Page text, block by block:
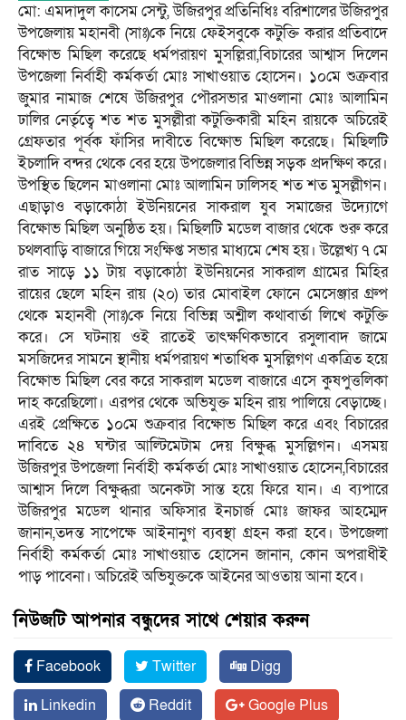
মো: এমদাদুল কাসেম সেন্টু, উজিরপুর প্রতিনিধিঃ বরিশালের উজিরপুর
উপজেলায় মহানবী (সাঃ)কে নিয়ে ফেইসবুকে কটুক্তি করার প্রতিবাদে
বিক্ষোভ মিছিল করেছে ধর্মপরায়ণ মুসল্লিরা,বিচারের আশ্বাস দিলেন
উপজেলা নির্বাহী কর্মকর্তা মোঃ সাখাওয়াত হোসেন। ১০মে শুক্রবার
জুমার নামাজ শেষে উজিরপুর পৌরসভার মাওলানা মোঃ আলামিন
ঢালির নের্তৃত্বে শত শত মুসল্লীরা কটুক্তিকারী মহিন রায়কে অচিরেই
গ্রেফতার পূর্বক ফাঁসির দাবীতে বিক্ষোভ মিছিল করেছে। মিছিলটি
ইচলাদি বন্দর থেকে বের হয়ে উপজেলার বিভিন্ন সড়ক প্রদক্ষিণ করে।
উপস্থিত ছিলেন মাওলানা মোঃ আলামিন ঢালিসহ শত শত মুসল্লীগন।
এছাড়াও বড়াকোঠা ইউনিয়নের সাকরাল যুব সমাজের উদ্যোগে
বিক্ষোভ মিছিল অনুষ্ঠিত হয়। মিছিলটি মডেল বাজার থেকে শুরু করে
চথলবাড়ি বাজারে গিয়ে সংক্ষিপ্ত সভার মাধ্যমে শেষ হয়। উল্লেখ্য ৭ মে
রাত সাড়ে ১১ টায় বড়াকোঠা ইউনিয়নের সাকরাল গ্রামের মিহির
রায়ের ছেলে মহিন রায় (২০) তার মোবাইল ফোনে মেসেঞ্জার গ্রুপ
থেকে মহানবী (সাঃ)কে নিয়ে বিভিন্ন অশ্লীল কথাবার্তা লিখে কটুক্তি
করে। সে ঘটনায় ওই রাতেই তাৎক্ষণিকভাবে রসুলাবাদ জামে
মসজিদের সামনে স্থানীয় ধর্মপরায়ণ শতাধিক মুসল্লিগণ একত্রিত হয়ে
বিক্ষোভ মিছিল বের করে সাকরাল মডেল বাজারে এসে কুষপুত্তলিকা
দাহ করেছিলো। এরপর থেকে অভিযুক্ত মহিন রায় পালিয়ে বেড়াচ্ছে।
এরই প্রেক্ষিতে ১০মে শুক্রবার বিক্ষোভ মিছিল করে এবং বিচারের
দাবিতে ২৪ ঘন্টার আল্টিমেটাম দেয় বিক্ষুব্ধ মুসল্লিগন। এসময়
উজিরপুর উপজেলা নির্বাহী কর্মকর্তা মোঃ সাখাওয়াত হোসেন,বিচারের
আশ্বাস দিলে বিক্ষুব্ধরা অনেকটা সান্ত হয়ে ফিরে যান। এ ব্যপারে
উজিরপুর মডেল থানার অফিসার ইনচার্জ মোঃ জাফর আহম্মেদ
জানান,তদন্ত সাপেক্ষে আইনানুগ ব্যবস্থা গ্রহন করা হবে। উপজেলা
নির্বাহী কর্মকর্তা মোঃ সাখাওয়াত হোসেন জানান, কোন অপরাধীই
পাড় পাবেনা। অচিরেই অভিযুক্তকে আইনের আওতায় আনা হবে।
নিউজটি আপনার বন্ধুদের সাথে শেয়ার করুন
Facebook Twitter
Digg
Linkedin
Reddit Google Plus